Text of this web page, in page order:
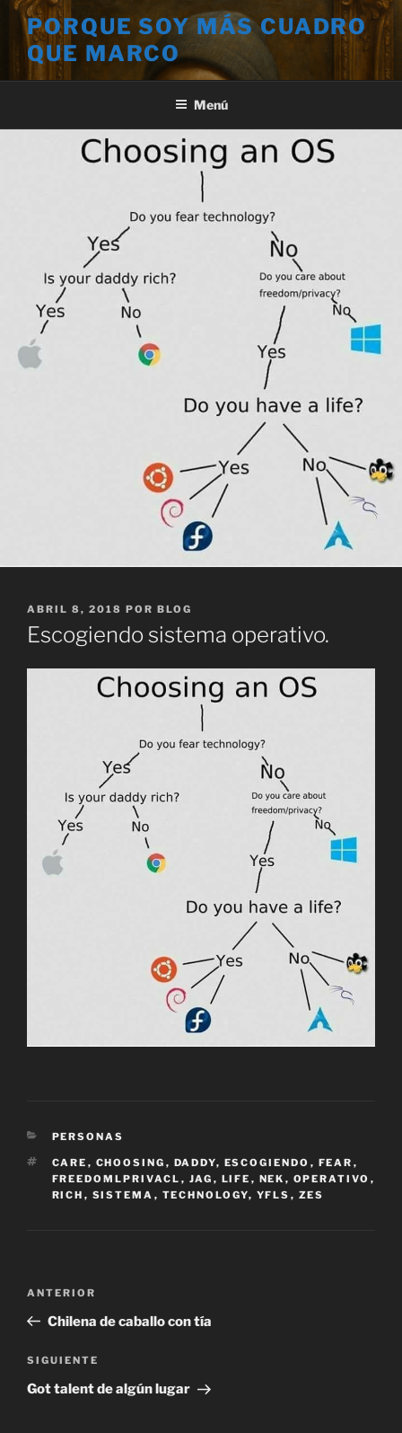
Saltar
contenido
PORQUE SOY MÁS CUADRO
QUE MARCO
Menú
PUBLICADO
EL
ABRIL 8, 2018 POR BLOG
Escogiendo sistema operativo.
CATEGORÍAS
PERSONAS
ETIQUETAS
CARE , CHOOSING , DADDY, ESCOGIENDO , FEAR ,
FREEDOMLPRIVACL , JAG , LIFE , NEK , OPERATIVO ,
RICH , SISTEMA , TECHNOLOGY, YFLS , ZES
entradas
Entrada
anterior:
ANTERIOR
Chilena de caballo con tía
Siguiente
entrada
SIGUIENTE
Got talent de algún lugar